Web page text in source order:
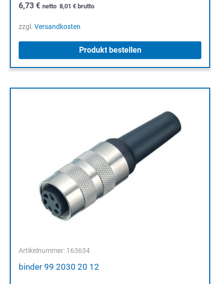
6,73 € netto 8,01 € brutto
zzgl. Versandkosten
Produkt bestellen
Artikelnummer: 163634
binder 99 2030 20 12